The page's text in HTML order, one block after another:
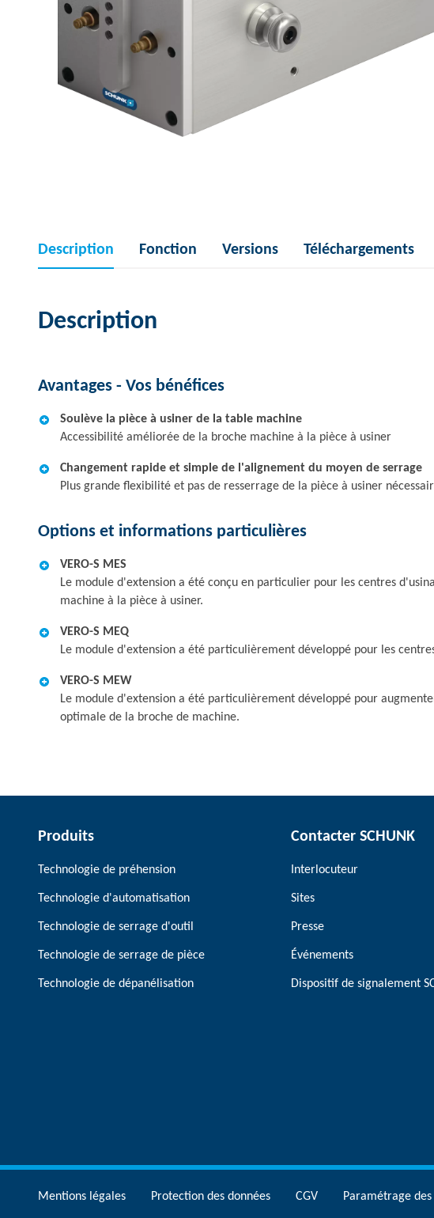
Description Fonction Versions Téléchargements
Description
Avantages - Vos bénéfices
Soulève la pièce à usiner de la table machine
Accessibilité améliorée de la broche machine à la pièce à usiner
Changement rapide et simple de l'alignement du moyen de serrage
Plus grande flexibilité et pas de resserrage de la pièce à usiner
Options et informations particulières
VERO-S MES
Le module d'extension a été conçu en particulier pour les centres
machine à la pièce à usiner.
VERO-S MEQ
Le module d'extension a été particulièrement développé pour les
VERO-S MEW
Le module d'extension a été particulièrement développé pour
optimale de la broche de machine.
Produits
Technologie de préhension
Technologie d'automatisation
Technologie de serrage d'outil
Technologie de serrage de pièce
Technologie de dépanélisation
Contacter SCHUNK
Interlocuteur
Sites
Presse
Événements
Dispositif de signalement
Mentions légales Protection des données CGV Paramétrage